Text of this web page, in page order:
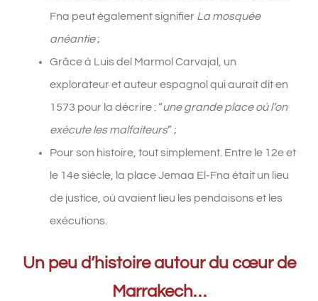
Fna peut également signifierLa mosquée
anéantie;
Grâce à Luis del Marmol Carvajal, un
explorateur et auteur espagnol qui aurait dit en
1573 pour la décrire : “une grande place où l’on
exécute les malfaiteurs” ;
Pour son histoire, tout simplement. Entre le 12e et
le 14e siècle, la place Jemaa El-Fna était un lieu
de justice, où avaient lieu les pendaisons et les
exécutions.
Un peu d’histoire autour du cœur de
Marrakech…